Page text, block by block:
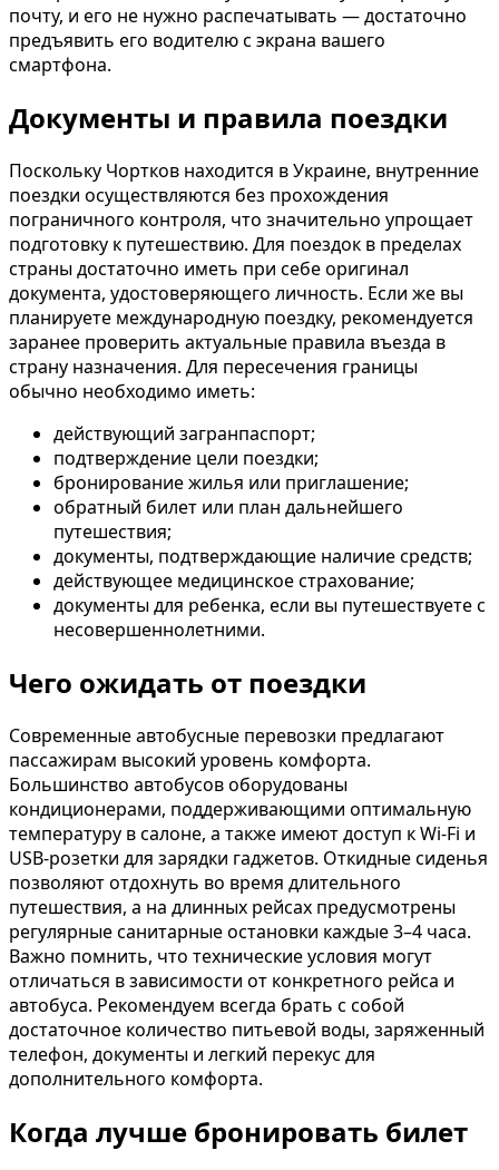
почту, и его не нужно распечатывать — достаточно
предъявить его водителю с экрана вашего
смартфона.
Документы и правила поездки
Поскольку Чортков находится в Украине, внутренние
поездки осуществляются без прохождения
пограничного контроля, что значительно упрощает
подготовку к путешествию. Для поездок в пределах
страны достаточно иметь при себе оригинал
документа, удостоверяющего личность. Если же вы
планируете международную поездку, рекомендуется
заранее проверить актуальные правила въезда в
страну назначения. Для пересечения границы
обычно необходимо иметь:
действующий загранпаспорт;
подтверждение цели поездки;
бронирование жилья или приглашение;
обратный билет или план дальнейшего
путешествия;
документы, подтверждающие наличие средств;
действующее медицинское страхование;
документы для ребенка, если вы путешествуете с
несовершеннолетними.
Чего ожидать от поездки
Современные автобусные перевозки предлагают
пассажирам высокий уровень комфорта.
Большинство автобусов оборудованы
кондиционерами, поддерживающими оптимальную
температуру в салоне, а также имеют доступ к Wi-Fi и
USB-розетки для зарядки гаджетов. Откидные сиденья
позволяют отдохнуть во время длительного
путешествия, а на длинных рейсах предусмотрены
регулярные санитарные остановки каждые 3–4 часа.
Важно помнить, что технические условия могут
отличаться в зависимости от конкретного рейса и
автобуса. Рекомендуем всегда брать с собой
достаточное количество питьевой воды, заряженный
телефон, документы и легкий перекус для
дополнительного комфорта.
Когда лучше бронировать билет